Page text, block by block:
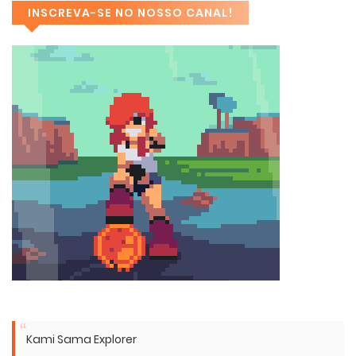
INSCREVA-SE NO NOSSO CANAL!
Kami Sama Explorer